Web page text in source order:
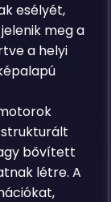
esélyét,
meg a
a helyi
bővített
létre. A